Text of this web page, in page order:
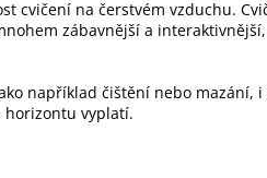
cvičení na čerstvém vzduchu.
zábavnější a
například čištění nebo mazání,
horizontu vyplatí.